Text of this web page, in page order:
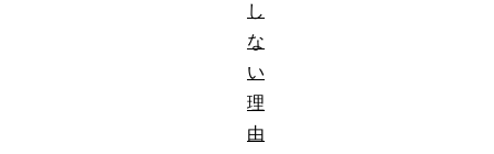
し
な
い
理
由